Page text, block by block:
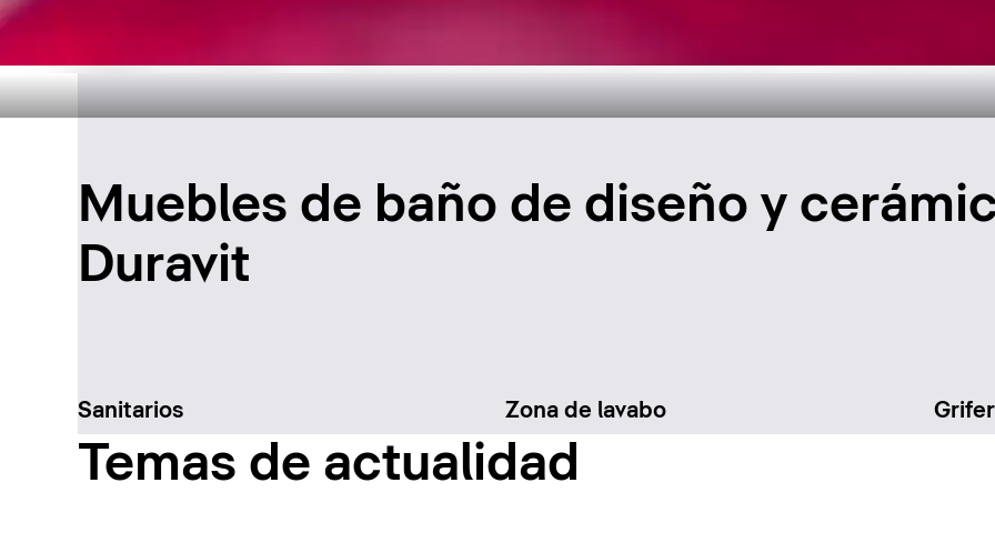
Diseño atemporal para el
Descúbralo ahora
Muebles de baño de diseño y
Duravit
Sanitarios Zona de lavabo
Temas de actualidad